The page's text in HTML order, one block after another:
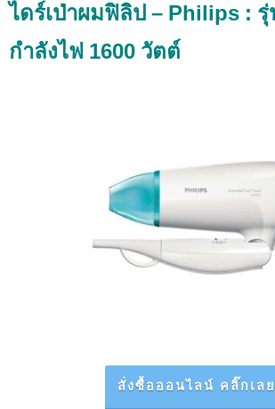
ไดร์เป่าผมฟิลิป – Philips : รุ่
กำลังไฟ 1600 วัตต์
สั่งซื้อออนไลน์ คลิ๊กเล